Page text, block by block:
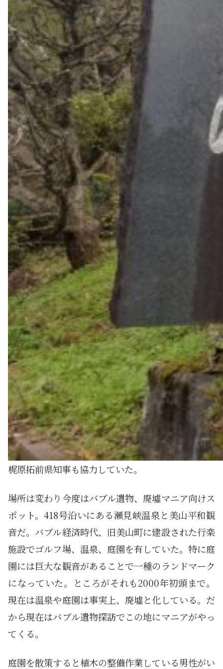
梶原拓前県知事も協力していた。
場所は変わり今度はバブル遺物、廃墟マニア向けス
ポット。418号沿いにある瀬見峡温泉と美山平和観
音だ。バブル経済時代、旧美山町に建設された行楽
施設でゴルフ場、温泉、庭園を有していた。特に庭
園には巨大な観音があることで一種のランドマーク
になっていた。ところがそれも2000年初頭まで。
現在は温泉や庭園は事実上、廃墟と化している。だ
から現在はバブル遺物探訪でこの地にマニアがやっ
てくる。
庭園を散策すると植木の整備作業している男性がい